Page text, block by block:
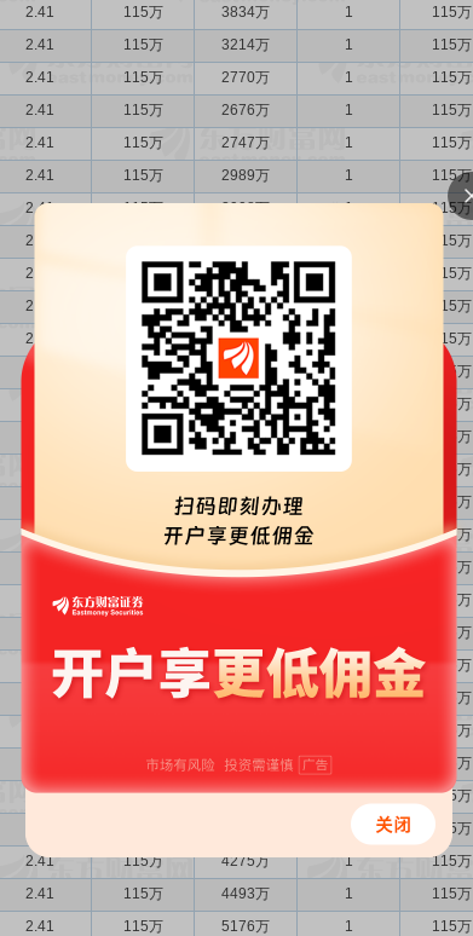
2.41 115万 3834万 1 115万
2.41 115万 3214万 1 115万
2.41 115万 2770万 1 115万
2.41 115万 2676万 1 115万
2.41 115万 2747万 1 115万
2.41 115万 2989万 1 115万
2.41 115万 2908万 1 115万
2.41 115万
2.41 115万 2990万 115万
2.41 115万 3171万 115万
2.41 115万 3122万 115万
115万 3192万 115万
115万 3362万 115万
3353万 115万
115万 3438万 1 115万
3619万 115万
2.41 3696万 115万
115万 3437万 1 115万
2.41 115万 115万
115万
2.41 115万 4391万 1 115万
2.41 4322万 1 115万
115万
115万 4039万 115万
2.41 115万 3678万 1 115万
1 115万
2.41 115万 4275万 1 115万
2.41 115万 4493万 1 115万
2.41 115万 5176万 1 115万